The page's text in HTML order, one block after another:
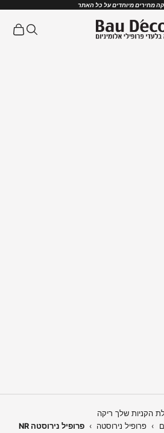
מחירים מיוחדים על כל האתר
Bau חיפושעגלת
הקניות שלך ריקה
› פרופיל נירוסטה ›
פרופיל נירוסטה NR